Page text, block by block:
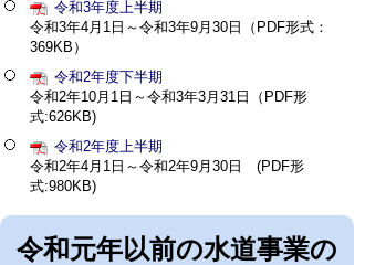
令和3年度上半期
令和3年4月1日～令和3年9月30日（PDF形式：
369KB）
令和2年度下半期
令和2年10月1日～令和3年3月31日（PDF形
式:626KB)
令和2年度上半期
令和2年4月1日～令和2年9月30日 (PDF形
式:980KB)
令和元年以前の水道事業の